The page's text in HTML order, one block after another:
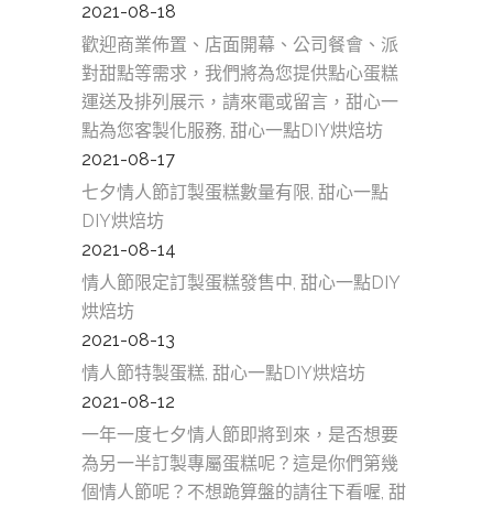
2021-08-18
歡迎商業佈置、店面開幕、公司餐會、派
對甜點等需求，我們將為您提供點心蛋糕
運送及排列展示，請來電或留言，甜心一
點為您客製化服務, 甜心一點DIY烘焙坊
2021-08-17
七夕情人節訂製蛋糕數量有限, 甜心一點
DIY烘焙坊
2021-08-14
情人節限定訂製蛋糕發售中, 甜心一點DIY
烘焙坊
2021-08-13
情人節特製蛋糕, 甜心一點DIY烘焙坊
2021-08-12
一年一度七夕情人節即將到來，是否想要
為另一半訂製專屬蛋糕呢？這是你們第幾
個情人節呢？不想跪算盤的請往下看喔, 甜